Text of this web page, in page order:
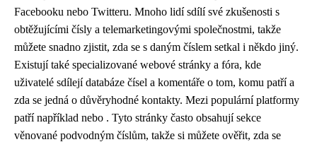
Facebooku nebo Twitteru. Mnoho lidí sdílí své zkušenosti s
obtěžujícími čísly a telemarketingovými společnostmi, takže
můžete snadno zjistit, zda se s daným číslem setkal i někdo jiný.
Existují také specializované webové stránky a fóra, kde
uživatelé sdílejí databáze čísel a komentáře o tom, komu patří a
zda se jedná o důvěryhodné kontakty. Mezi populární platformy
patří například nebo . Tyto stránky často obsahují sekce
věnované podvodným číslům, takže si můžete ověřit, zda se